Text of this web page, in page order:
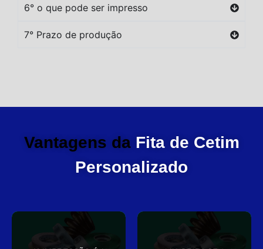
6° o que pode ser impresso
7° Prazo de produção
Vantagens da Fita de Cetim
Personalizado